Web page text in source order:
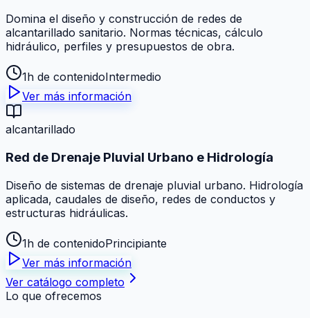
Domina el diseño y construcción de redes de
alcantarillado sanitario. Normas técnicas, cálculo
hidráulico, perfiles y presupuestos de obra.
1h de contenidoIntermedio
Ver más información
alcantarillado
Red de Drenaje Pluvial Urbano e Hidrología
Diseño de sistemas de drenaje pluvial urbano. Hidrología
aplicada, caudales de diseño, redes de conductos y
estructuras hidráulicas.
1h de contenidoPrincipiante
Ver más información
Ver catálogo completo
Lo que ofrecemos